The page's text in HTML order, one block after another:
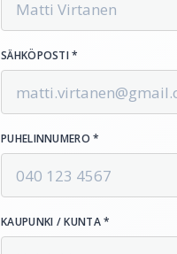
SÄHKÖPOSTI *
PUHELINNUMERO *
KAUPUNKI / KUNTA *